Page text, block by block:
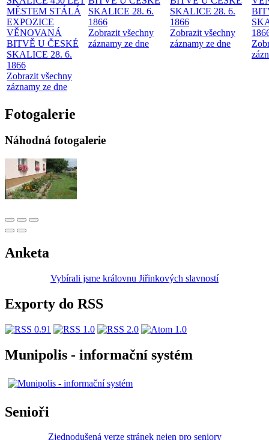
MĚSTEM STÁLÁ
EXPOZICE
VĚNOVANÁ
BITVĚ U ČESKÉ
SKALICE 28. 6.
1866
Zobrazit všechny
záznamy ze dne
SKALICE 28. 6.
1866
Zobrazit všechny
záznamy ze dne
SKALICE 28. 6.
1866
Zobrazit všechny
záznamy ze dne
Fotogalerie
Náhodná fotogalerie
Anketa
Vybírali jsme královnu Jiřinkových slavností
Exporty do RSS
Munipolis - informační systém
Senioři
Zjednodušená verze stránek nejen pro seniory